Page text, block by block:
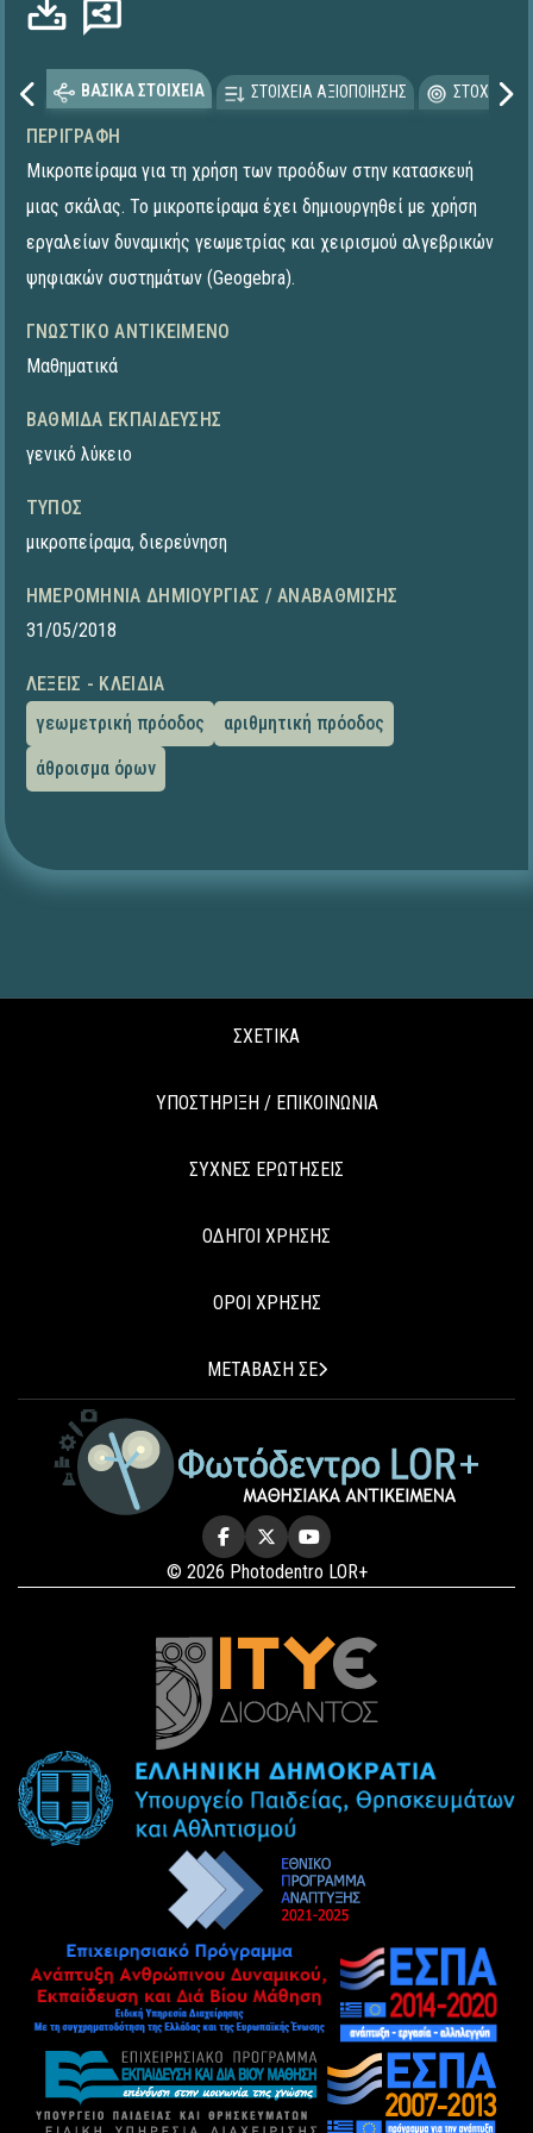
ΒΑΣΙΚΑ ΣΤΟΙΧΕΙΑ ΣΤΟΙΧΕΙΑ ΑΞΙΟΠΟΙΗΣΗΣ
ΠΕΡΙΓΡΑΦΉ
Μικροπείραμα για τη χρήση των προόδων στην κατασκευή
μιας σκάλας. Το μικροπείραμα έχει δημιουργηθεί με χρήση
εργαλείων δυναμικής γεωμετρίας και χειρισμού αλγεβρικών
ψηφιακών συστημάτων (Geogebra).
ΓΝΩΣΤΙΚΌ ΑΝΤΙΚΕΊΜΕΝΟ
Μαθηματικά
ΒΑΘΜΊΔΑ ΕΚΠΑΊΔΕΥΣΗΣ
γενικό λύκειο
ΤΎΠΟΣ
μικροπείραμα, διερεύνηση
ΗΜΕΡΟΜΗΝΊΑ ΔΗΜΙΟΥΡΓΊΑΣ / ΑΝΑΒΆΘΜΙΣΗΣ
31/05/2018
ΛΈΞΕΙΣ - ΚΛΕΙΔΙΆ
γεωμετρική πρόοδος
αριθμητική πρόοδος
άθροισμα όρων
ΣΧΕΤΙΚΑ
ΥΠΟΣΤΗΡΙΞΗ / ΕΠΙΚΟΙΝΩΝΙΑ
ΣΥΧΝΕΣ ΕΡΩΤΗΣΕΙΣ
ΟΔΗΓΟΙ ΧΡΗΣΗΣ
ΟΡΟΙ ΧΡΗΣΗΣ
ΜΕΤΑΒΑΣΗ ΣΕ
© 2026 Photodentro LOR+